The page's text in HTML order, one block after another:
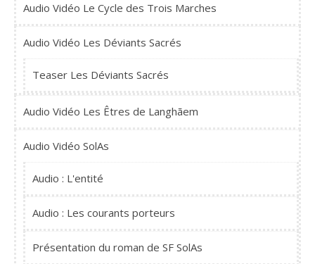
Audio Vidéo Le Cycle des Trois Marches
Audio Vidéo Les Déviants Sacrés
Teaser Les Déviants Sacrés
Audio Vidéo Les Êtres de Langhãem
Audio Vidéo SolAs
Audio : L'entité
Audio : Les courants porteurs
Présentation du roman de SF SolAs